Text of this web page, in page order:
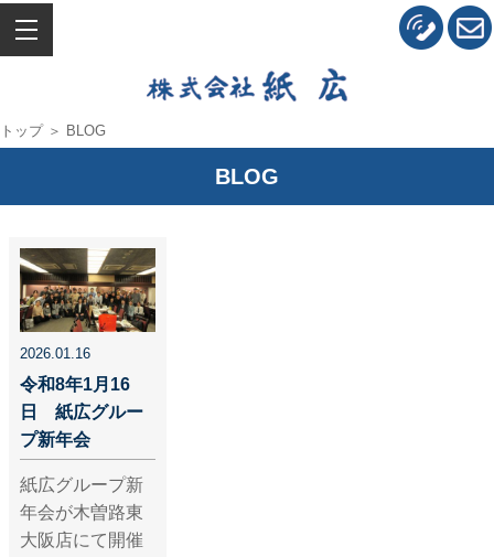
トップ＞ BLOG
BLOG
2026.01.16
令和8年1月16
日 紙広グルー
プ新年会
紙広グループ新
年会が木曽路東
大阪店にて開催